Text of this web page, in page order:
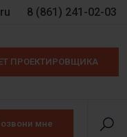
8 (861) 241-02-03
ПРОЕКТИРОВЩИКА
мне